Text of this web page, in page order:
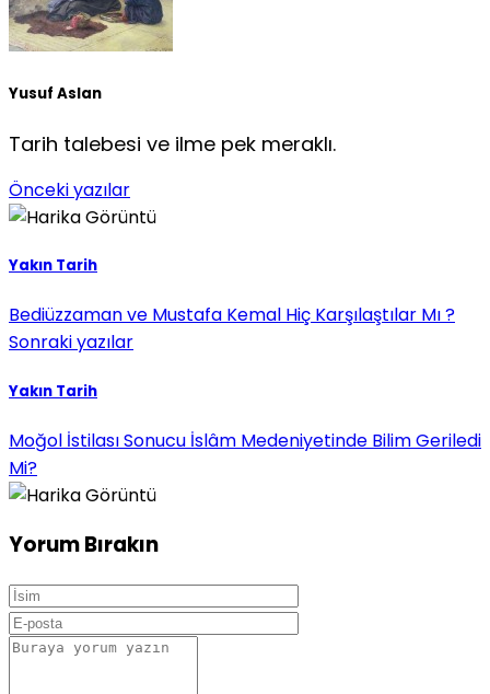
Yusuf Aslan
Tarih talebesi ve ilme pek meraklı.
Önceki yazılar
Yakın Tarih
Bediüzzaman ve Mustafa Kemal Hiç Karşılaştılar Mı ?
Sonraki yazılar
Yakın Tarih
Moğol İstilası Sonucu İslâm Medeniyetinde Bilim Geriledi
Mi?
Yorum Bırakın